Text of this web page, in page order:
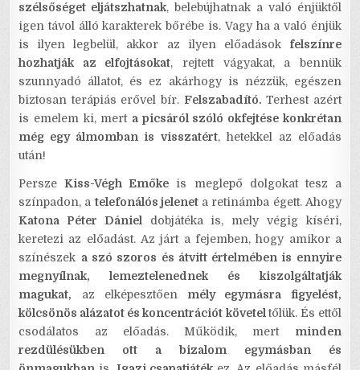
szélsőséget eljátszhatnak, belebújhatnak a való énjüktől
igen távol álló karakterek bőrébe is. Vagy ha a való énjük
is ilyen legbelül, akkor az ilyen előadások felszínre
hozhatják az elfojtásokat, rejtett vágyakat, a bennük
szunnyadó állatot, és ez akárhogy is nézzük, egészen
biztosan terápiás erővel bír. Felszabadító. Terhest azért
is emelem ki, mert a picsáról szóló okfejtése konkrétan
még egy álmomban is visszatért, hetekkel az előadás
után!
PerszeKiss-Végh Emőke is meglepő dolgokat tesz a
színpadon, atelefonálós jeleneta retinámba égett. Ahogy
Katona Péter Dánieldobjátéka is, mely végig kíséri,
keretezi az előadást. Az járt a fejemben, hogy amikor a
színészek a szó szoros és átvitt értelmében is ennyire
megnyílnak, lemeztelenednek és kiszolgáltatják
magukat, az elképesztően mély egymásra figyelést,
kölcsönös alázatot és koncentrációt követeltőlük. És ettől
csodálatos az előadás. Működik, mert minden
rezdülésükben ott a bizalom egymásban és